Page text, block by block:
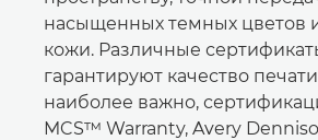
насыщенных темных цветов
кожи. Различные
гарантируют качество
наиболее важно,
MCS™ Warranty, Avery